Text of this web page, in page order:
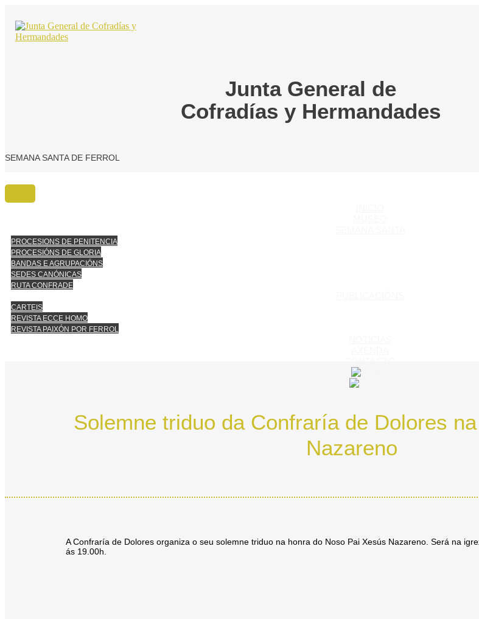
contido
Junta General de
Cofradías y Hermandades
SEMANA SANTA DE FERROL
PROCESIONS DE PENITENCIA
PROCESIÓNS DE GLORIA
BANDAS E AGRUPACIÓNS
SEDES CANÓNICAS
RUTA CONFRADE
CARTEIS
REVISTA ECCE HOMO
REVISTA PAIXÓN POR FERROL
Solemne triduo da Confraría de Dolores
Nazareno
A Confraría de Dolores organiza o seu solemne triduo na honra do Noso Pai Xesús Nazareno. Será na
ás 19.00h.